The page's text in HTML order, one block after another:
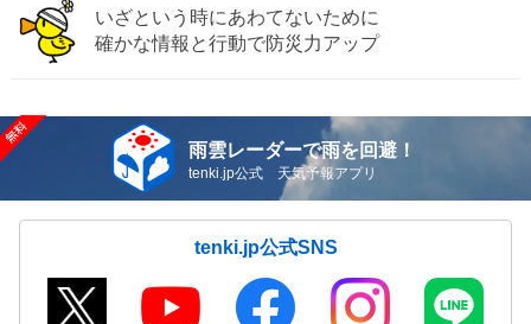
いざという時にあわてないために
確かな情報と行動で防災力アップ
雨雲レーダーで雨を回避！
tenki.jp公式 天気予報アプリ
tenki.jp公式SNS